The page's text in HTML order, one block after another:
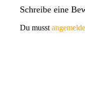
Schreibe eine
Du musst